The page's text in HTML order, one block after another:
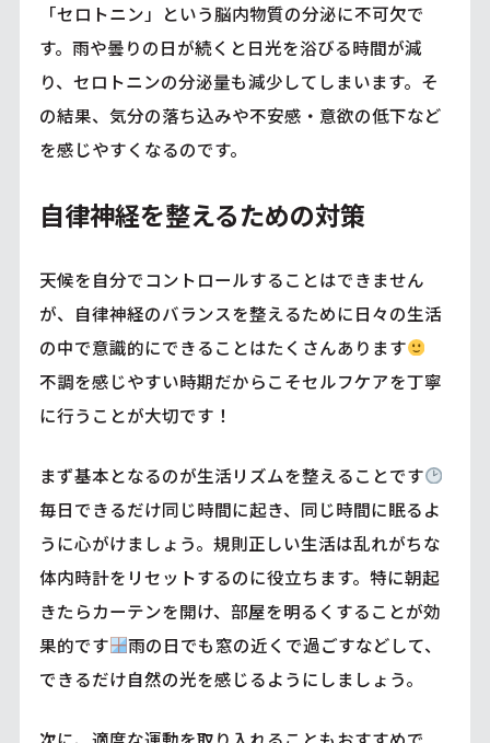
「セロトニン」という脳内物質の分泌に不可欠で
す。雨や曇りの日が続くと日光を浴びる時間が減
り、セロトニンの分泌量も減少してしまいます。そ
の結果、気分の落ち込みや不安感・意欲の低下など
を感じやすくなるのです。
自律神経を整えるための対策
天候を自分でコントロールすることはできません
が、自律神経のバランスを整えるために日々の生活
の中で意識的にできることはたくさんあります
不調を感じやすい時期だからこそセルフケアを丁寧
に行うことが大切です！
まず基本となるのが生活リズムを整えることです
毎日できるだけ同じ時間に起き、同じ時間に眠るよ
うに心がけましょう。規則正しい生活は乱れがちな
体内時計をリセットするのに役立ちます。特に朝起
きたらカーテンを開け、部屋を明るくすることが効
果的です
雨の日でも窓の近くで過ごすなどして、
できるだけ自然の光を感じるようにしましょう。